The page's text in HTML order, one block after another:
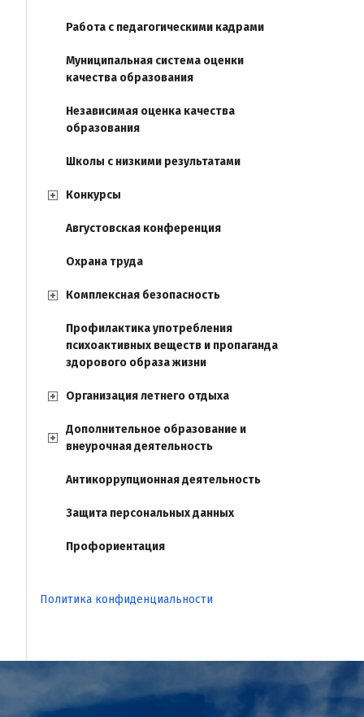
Работа с педагогическими кадрами
Муниципальная система оценки
качества образования
Независимая оценка качества
образования
Школы с низкими результатами
Конкурсы
Августовская конференция
Охрана труда
Комплексная безопасность
Профилактика употребления
психоактивных веществ и пропаганда
здорового образа жизни
Организация летнего отдыха
Дополнительное образование и
внеурочная деятельность
Антикоррупционная деятельность
Защита персональных данных
Профориентация
Политика конфиденциальности